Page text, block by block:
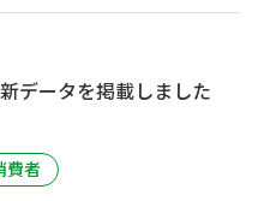
データを掲載しました
費者